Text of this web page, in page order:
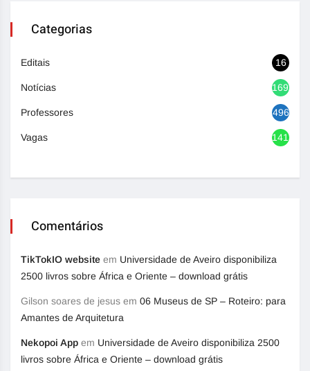
Categorias
Editais 16
Notícias 1692
Professores 496
Vagas 1417
Comentários
TikTokIO website em Universidade de Aveiro disponibiliza
2500 livros sobre África e Oriente – download grátis
Gilson soares de jesus em 06 Museus de SP – Roteiro: para
Amantes de Arquitetura
Nekopoi App em Universidade de Aveiro disponibiliza 2500
livros sobre África e Oriente – download grátis